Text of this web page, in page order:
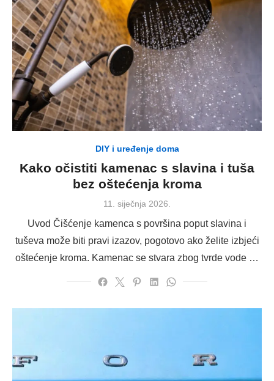
DIY i uređenje doma
Kako očistiti kamenac s slavina i tuša
bez oštećenja kroma
Posted
11. siječnja 2026.
Uvod Čišćenje kamenca s površina poput slavina i
tuševa može biti pravi izazov, pogotovo ako želite izbjeći
oštećenje kroma. Kamenac se stvara zbog tvrde vode …